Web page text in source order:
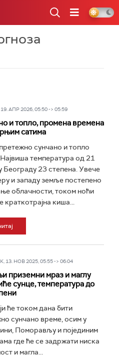
АПР 2026, 05:50 -> 05:59
и топло, промена времена
сатима
сунчано и топло
температура од 21
Београду 23 степена. Увече
и западу земље постепено
облачности, током ноћи
краткотрајна киша...
13. НОВ 2025, 05:55 -> 06:04
приземни мраз и маглу
сунце, температура до
ће током дана бити
сунчано време, осим у
Поморављу и појединим
где ће се задржати ниска
и магла...